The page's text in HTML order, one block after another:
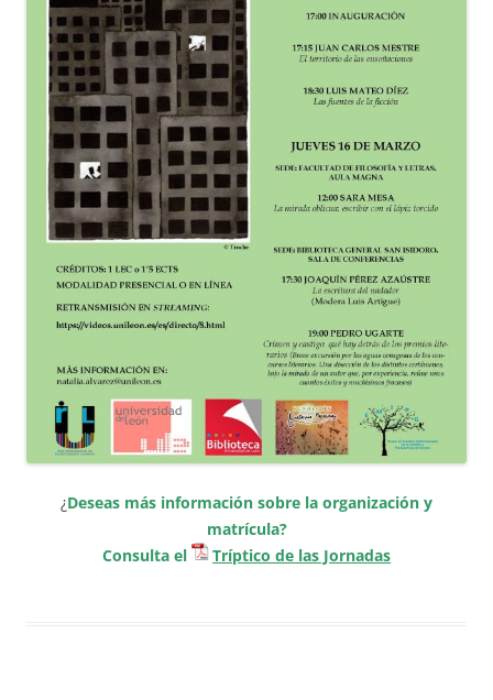
¿Deseas más información sobre la organización y
matrícula?
Consulta el
Tríptico de las Jornadas